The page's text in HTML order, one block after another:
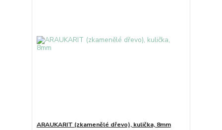
ARAUKARIT (zkamenělé dřevo), kulička, 8mm